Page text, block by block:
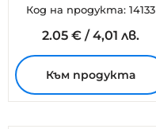
Код на продукта: 14133
2.05 € /4,01 лв.
Към продукта